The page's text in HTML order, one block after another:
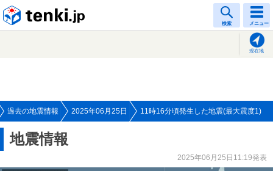
検索 メニュー
現在地
過去の地震情報 2025年06月25日 11時16分頃発生した地震(最大震度1)
地震情報
2025年06月25日11:19発表